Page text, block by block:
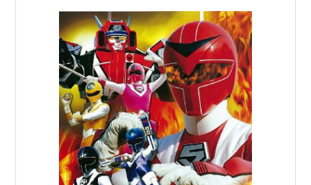
地帝王子イガム：浅見美那
イアル姫：浅見美那（二役）
地帝王ゼーバ：新海丈夫、日下秀昭
地帝王ゼーバの声：加藤精三
地帝指令バラバ：志賀圭二郎
地帝忍フーミン：久保田香織
地帝忍オヨブー：岡本美登
盗賊騎士キロス：渕野俊太
地奇地奇獣アナグマス：渡辺実